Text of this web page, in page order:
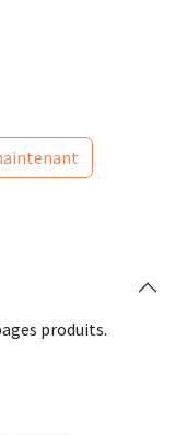
produits.